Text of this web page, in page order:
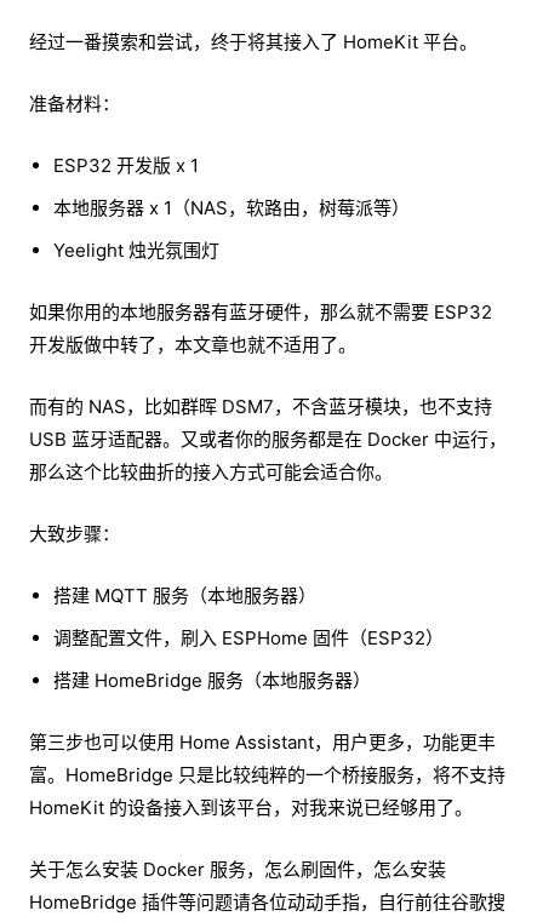
经过一番摸索和尝试，终于将其接入了 HomeKit 平台。
准备材料：
ESP32 开发版 x 1
本地服务器 x 1（NAS，软路由，树莓派等）
Yeelight 烛光氛围灯
如果你用的本地服务器有蓝牙硬件，那么就不需要 ESP32
开发版做中转了，本文章也就不适用了。
而有的 NAS，比如群晖 DSM7，不含蓝牙模块，也不支持
USB 蓝牙适配器。又或者你的服务都是在 Docker 中运行，
那么这个比较曲折的接入方式可能会适合你。
大致步骤：
搭建 MQTT 服务（本地服务器）
调整配置文件，刷入 ESPHome 固件（ESP32）
搭建 HomeBridge 服务（本地服务器）
第三步也可以使用 Home Assistant，用户更多，功能更丰
富。HomeBridge 只是比较纯粹的一个桥接服务，将不支持
HomeKit 的设备接入到该平台，对我来说已经够用了。
关于怎么安装 Docker 服务，怎么刷固件，怎么安装
HomeBridge 插件等问题请各位动动手指，自行前往谷歌搜